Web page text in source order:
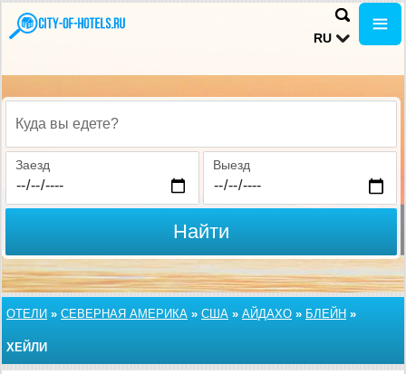
RU
Куда вы едете?
Заезд Выезд
Найти
ОТЕЛИ » СЕВЕРНАЯ АМЕРИКА » США » АЙДАХО » БЛЕЙН »
ХЕЙЛИ